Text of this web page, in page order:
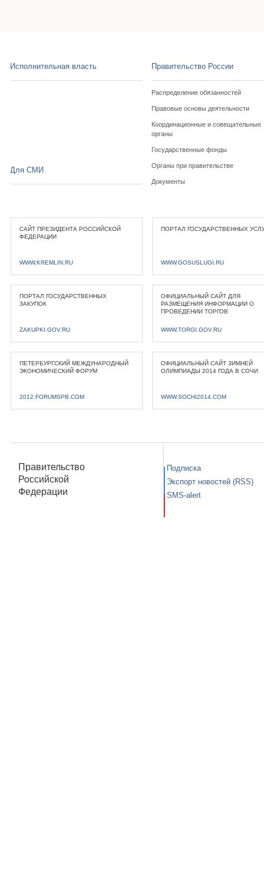
Исполнительная власть Правительство России
Распределение обязанностей
Правовые основы деятельности
Координационные и совещательные
органы
Государственные фонды
Органы при правительстве
Документы
Для СМИ
САЙТ ПРЕЗИДЕНТА РОССИЙСКОЙ
ФЕДЕРАЦИИ
WWW.KREMLIN.RU
ПОРТАЛ ГОСУДАРСТВЕННЫХ
WWW.GOSUSLUGI.RU
ПОРТАЛ ГОСУДАРСТВЕННЫХ
ЗАКУПОК
ZAKUPKI.GOV.RU
ОФИЦИАЛЬНЫЙ САЙТ ДЛЯ
РАЗМЕЩЕНИЯ ИНФОРМАЦИИ О
ПРОВЕДЕНИИ ТОРГОВ
WWW.TORGI.GOV.RU
ПЕТЕРБУРГСКИЙ МЕЖДУНАРОДНЫЙ
ЭКОНОМИЧЕСКИЙ ФОРУМ
2012.FORUMSPB.COM
ОФИЦИАЛЬНЫЙ САЙТ ЗИМНЕЙ
ОЛИМПИАДЫ 2014 ГОДА В СОЧИ
WWW.SOCHI2014.COM
Правительство
Российской
Федерации
Подписка
Экспорт новостей (RSS)
SMS-alert